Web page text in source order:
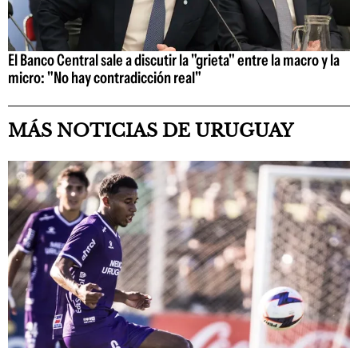
El Banco Central sale a discutir la "grieta" entre la macro y la
micro: "No hay contradicción real"
MÁS NOTICIAS DE URUGUAY